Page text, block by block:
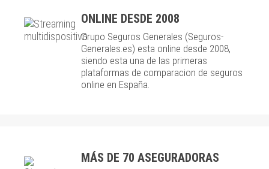
ONLINE DESDE 2008
Grupo Seguros Generales (Seguros-
Generales.es) esta online desde 2008,
siendo esta una de las primeras
plataformas de comparacion de seguros
online en España.
MÁS DE 70 ASEGURADORAS